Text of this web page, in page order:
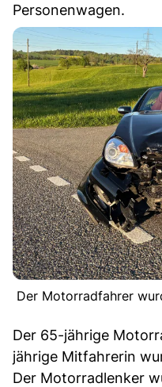
Personenwagen.
Der Motorradfahrer
Der 65-jährige
jährige Mitfahrerin
Der Motorradlenker